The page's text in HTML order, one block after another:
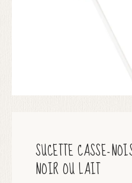
SUCETTE CASSE-
NOIR OU LAIT